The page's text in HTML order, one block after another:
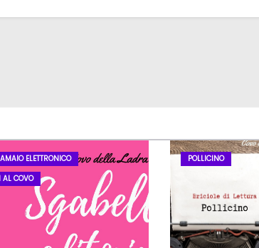
ELETTRONICO
AL COVO
POLLICINO